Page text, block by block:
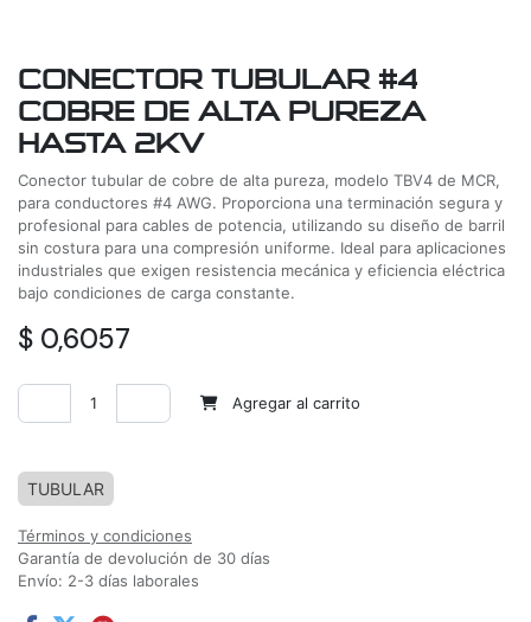
CONECTOR TUBULAR #4
COBRE DE ALTA PUREZA
HASTA 2KV
Conector tubular de cobre de alta pureza, modelo TBV4 de MCR,
para conductores #4 AWG. Proporciona una terminación segura y
profesional para cables de potencia, utilizando su diseño de barril
sin costura para una compresión uniforme. Ideal para aplicaciones
industriales que exigen resistencia mecánica y eficiencia eléctrica
bajo condiciones de carga constante.
$ 0,6057
Agregar al carrito
TUBULAR
Términos y condiciones
Garantía de devolución de 30 días
Envío: 2-3 días laborales